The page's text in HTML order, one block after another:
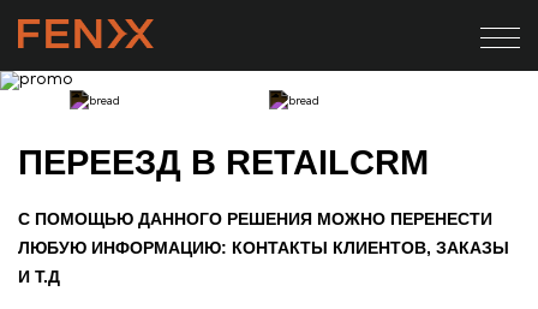
ПЕРЕЕЗД В RETAILCRM
С ПОМОЩЬЮ ДАННОГО РЕШЕНИЯ МОЖНО ПЕРЕНЕСТИ
ЛЮБУЮ ИНФОРМАЦИЮ: КОНТАКТЫ КЛИЕНТОВ, ЗАКАЗЫ
И Т.Д